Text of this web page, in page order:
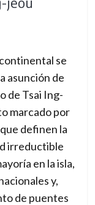
se
asunción de
de Tsai Ing-
marcado por
definen la
irreductible
en la isla,
y,
de puentes